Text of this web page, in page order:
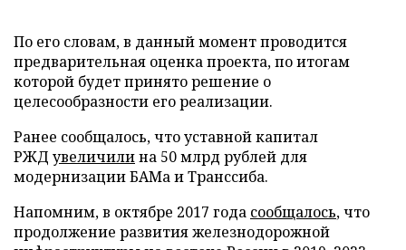
По его словам, в данный момент проводится
предварительная оценка проекта, по итогам
которой будет принято решение о
целесообразности его реализации.
Ранее сообщалось, что уставной капитал
РЖД увеличилина 50 млрд рублей для
модернизации БАМа и Транссиба.
Напомним, в октябре 2017 года сообщалось, что
продолжение развития железнодорожной